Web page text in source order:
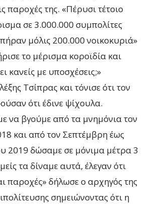
παροχές της. «Πέρυσι τέτοιο
σε 3.000.000 συμπολίτες
μόλις 200.000 νοικοκυριά»
το μέρισμα κοροϊδία και
κανείς με υποσχέσεις;»
Τσίπρας και τόνισε ότι τον
ότι έδινε ψίχουλα.
να βγούμε από τα μνημόνια τον
και από τον Σεπτέμβρη έως
2019 δώσαμε σε μόνιμα μέτρα 3
τα δίναμε αυτά, έλεγαν ότι
παροχές» δήλωσε ο αρχηγός της
σημειώνοντας ότι η